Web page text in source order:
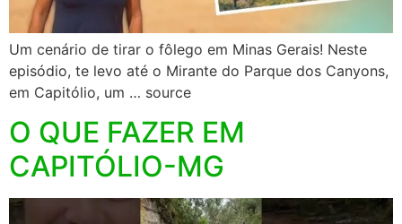
Um cenário de tirar o fôlego em Minas Gerais! Neste
episódio, te levo até o Mirante do Parque dos Canyons,
em Capitólio, um … source
O QUE FAZER EM
CAPITÓLIO-MG